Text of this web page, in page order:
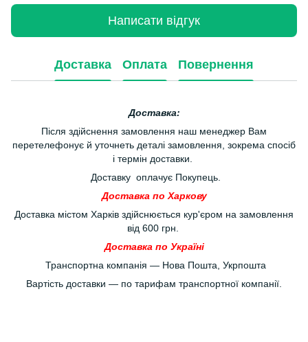
Написати відгук
Доставка Оплата Повернення
Доставка:
Після здійснення замовлення наш менеджер Вам
перетелефонує й уточнеть деталі замовлення, зокрема спосіб
і термін доставки.
Доставку оплачує Покупець.
Доставка по Харкову
Доставка містом Харків здійснюється кур'єром на замовлення
від 600 грн.
Доставка по Україні
Транспортна компанія — Нова Пошта, Укрпошта
Вартість доставки — по тарифам транспортної компанії.